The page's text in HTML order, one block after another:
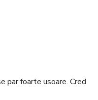
par foarte usoare. Cred